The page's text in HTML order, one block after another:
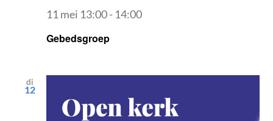
Gebedsgroep
11 mei 13:00- 14:00
di
12